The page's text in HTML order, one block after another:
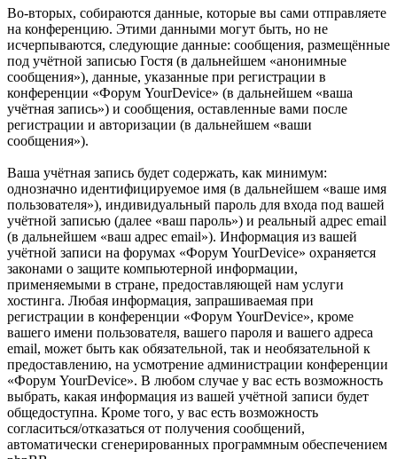
Во-вторых, собираются данные, которые вы сами отправляете
на конференцию. Этими данными могут быть, но не
исчерпываются, следующие данные: сообщения, размещённые
под учётной записью Гостя (в дальнейшем «анонимные
сообщения»), данные, указанные при регистрации в
конференции «Форум YourDevice» (в дальнейшем «ваша
учётная запись») и сообщения, оставленные вами после
регистрации и авторизации (в дальнейшем «ваши
сообщения»).
Ваша учётная запись будет содержать, как минимум:
однозначно идентифицируемое имя (в дальнейшем «ваше имя
пользователя»), индивидуальный пароль для входа под вашей
учётной записью (далее «ваш пароль») и реальный адрес email
(в дальнейшем «ваш адрес email»). Информация из вашей
учётной записи на форумах «Форум YourDevice» охраняется
законами о защите компьютерной информации,
применяемыми в стране, предоставляющей нам услуги
хостинга. Любая информация, запрашиваемая при
регистрации в конференции «Форум YourDevice», кроме
вашего имени пользователя, вашего пароля и вашего адреса
email, может быть как обязательной, так и необязательной к
предоставлению, на усмотрение администрации конференции
«Форум YourDevice». В любом случае у вас есть возможность
выбрать, какая информация из вашей учётной записи будет
общедоступна. Кроме того, у вас есть возможность
согласиться/отказаться от получения сообщений,
автоматически сгенерированных программным обеспечением